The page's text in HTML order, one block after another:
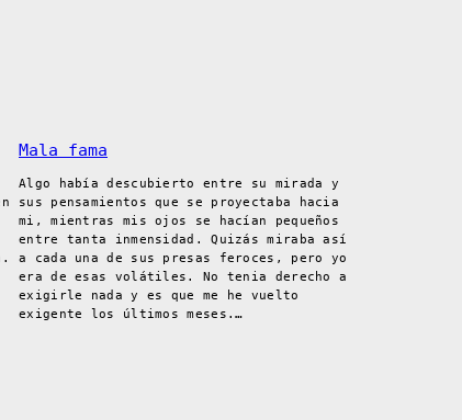
Mala fama
Algo había descubierto entre su mirada y
sus pensamientos que se proyectaba hacia
mi, mientras mis ojos se hacían pequeños
entre tanta inmensidad. Quizás miraba así
a cada una de sus presas feroces, pero yo
era de esas volátiles. No tenia derecho a
exigirle nada y es que me he vuelto
exigente los últimos meses.…